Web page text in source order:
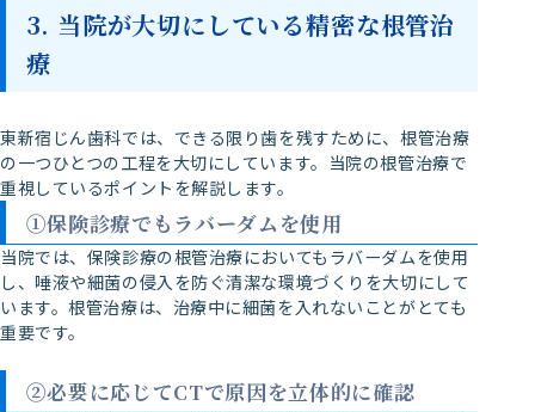
3. 当院が大切にしている精密な根管治
療
東新宿じん歯科では、できる限り歯を残すために、根管治療
の一つひとつの工程を大切にしています。当院の根管治療で
重視しているポイントを解説します。
①保険診療でもラバーダムを使用
当院では、保険診療の根管治療においてもラバーダムを使用
し、唾液や細菌の侵入を防ぐ清潔な環境づくりを大切にして
います。根管治療は、治療中に細菌を入れないことがとても
重要です。
②必要に応じてCTで原因を立体的に確認